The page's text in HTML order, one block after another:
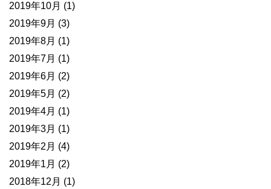
2019年10月 (1)
2019年9月 (3)
2019年8月 (1)
2019年7月 (1)
2019年6月 (2)
2019年5月 (2)
2019年4月 (1)
2019年3月 (1)
2019年2月 (4)
2019年1月 (2)
2018年12月 (1)